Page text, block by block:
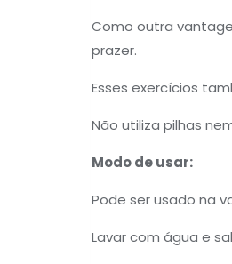
Como outra
prazer.
Esses exercícios
Não utiliza pilhas
Modo de usar:
Pode ser usado na
Lavar com água e